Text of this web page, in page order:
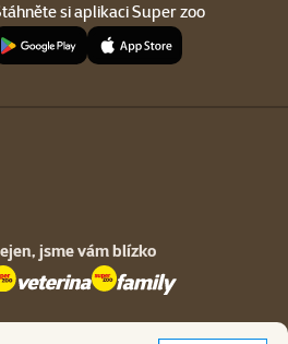
si aplikaci Super zoo
jsme vám blízko